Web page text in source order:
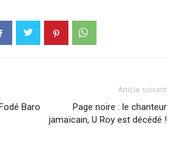
Baro
Article suivant
Page noire : le chanteur
jamaïcain, U Roy est décédé !